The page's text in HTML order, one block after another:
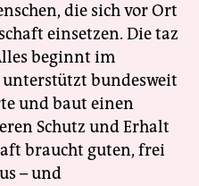
die sich vor Ort
einsetzen. Die taz
beginnt im
bundesweit
und baut einen
Schutz und Erhalt
braucht guten, frei
– und